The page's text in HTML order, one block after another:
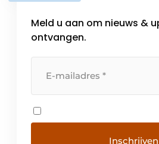
Meld u aan om nieuws &
ontvangen.